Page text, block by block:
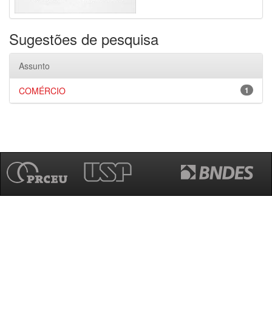
Sugestões de pesquisa
Assunto
1
COMÉRCIO